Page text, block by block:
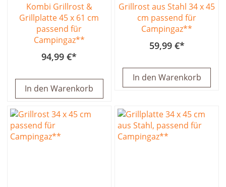
Kombi Grillrost &
Grillplatte 45 x 61 cm
passend für
Campingaz**
94,99 €
In den Warenkorb
Grillrost aus Stahl 34 x 45
cm passend für
Campingaz**
59,99 €
In den Warenkorb